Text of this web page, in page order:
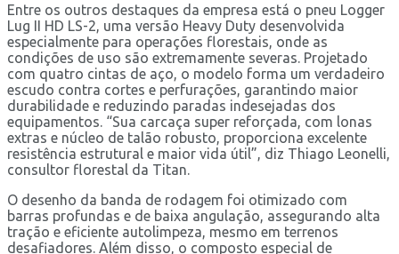
Entre os outros destaques da empresa está o pneu Logger
Lug II HD LS-2, uma versão Heavy Duty desenvolvida
especialmente para operações florestais, onde as
condições de uso são extremamente severas. Projetado
com quatro cintas de aço, o modelo forma um verdadeiro
escudo contra cortes e perfurações, garantindo maior
durabilidade e reduzindo paradas indesejadas dos
equipamentos. “Sua carcaça super reforçada, com lonas
extras e núcleo de talão robusto, proporciona excelente
resistência estrutural e maior vida útil”, diz Thiago Leonelli,
consultor florestal da Titan.
O desenho da banda de rodagem foi otimizado com
barras profundas e de baixa angulação, assegurando alta
tração e eficiente autolimpeza, mesmo em terrenos
desafiadores. Além disso, o composto especial de